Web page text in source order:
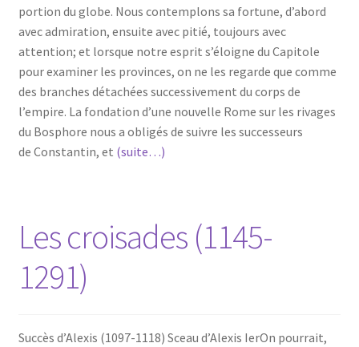
portion du globe. Nous contemplons sa fortune, d’abord
avec admiration, ensuite avec pitié, toujours avec
attention; et lorsque notre esprit s’éloigne du Capitole
pour examiner les provinces, on ne les regarde que comme
des branches détachées successivement du corps de
l’empire. La fondation d’une nouvelle Rome sur les rivages
du Bosphore nous a obligés de suivre les successeurs
de Constantin, et (suite…)
Les croisades (1145-
1291)
Succès d’Alexis (1097-1118) Sceau d’Alexis IerOn pourrait,